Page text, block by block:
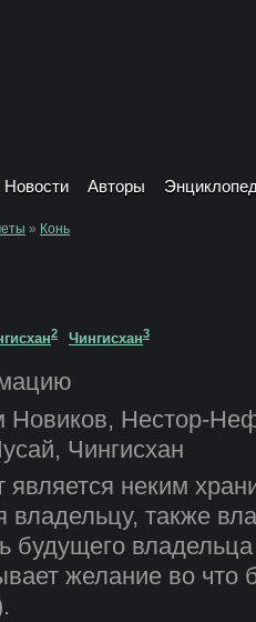
Новости Авторы
» Конь
2 Чингисхан3
Новиков, Нестор-
Чингисхан
является неким
владельцу, также
будущего
желание во что